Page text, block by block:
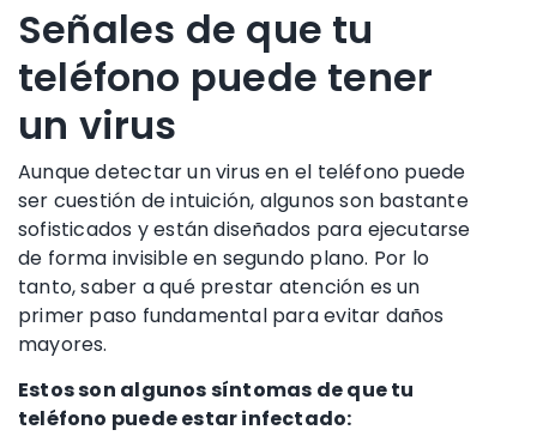
Señales de que tu
teléfono puede tener
un virus
Aunque detectar un virus en el teléfono puede
ser cuestión de intuición, algunos son bastante
sofisticados y están diseñados para ejecutarse
de forma invisible en segundo plano. Por lo
tanto, saber a qué prestar atención es un
primer paso fundamental para evitar daños
mayores.
Estos son algunos síntomas de que tu
teléfono puede estar infectado: